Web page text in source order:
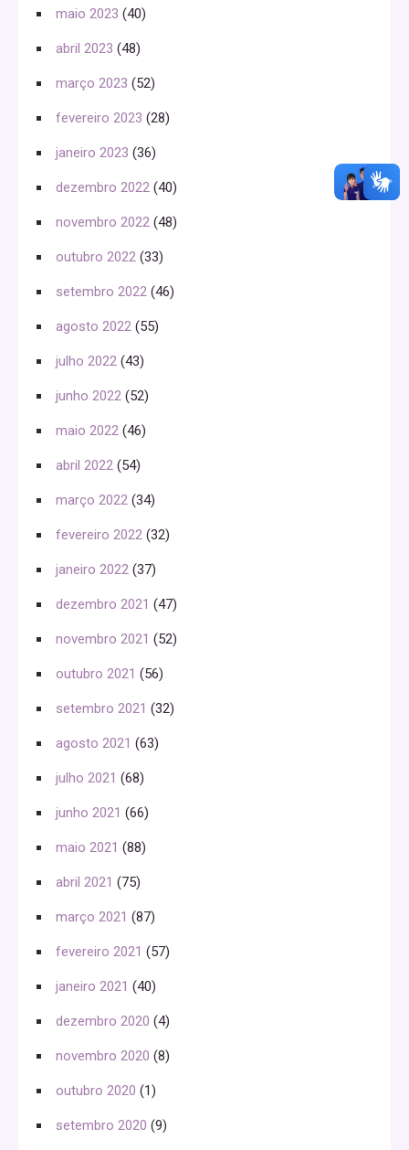
maio 2023 (40)
abril 2023 (48)
março 2023 (52)
fevereiro 2023 (28)
janeiro 2023 (36)
dezembro 2022 (40)
novembro 2022 (48)
outubro 2022 (33)
setembro 2022 (46)
agosto 2022 (55)
julho 2022 (43)
junho 2022 (52)
maio 2022 (46)
abril 2022 (54)
março 2022 (34)
fevereiro 2022 (32)
janeiro 2022 (37)
dezembro 2021 (47)
novembro 2021 (52)
outubro 2021 (56)
setembro 2021 (32)
agosto 2021 (63)
julho 2021 (68)
junho 2021 (66)
maio 2021 (88)
abril 2021 (75)
março 2021 (87)
fevereiro 2021 (57)
janeiro 2021 (40)
dezembro 2020 (4)
novembro 2020 (8)
outubro 2020 (1)
setembro 2020 (9)